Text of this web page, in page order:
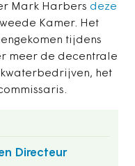
Mark Harbers deze
Kamer. Het
tijdens
meer de decentrale
het
Directeur